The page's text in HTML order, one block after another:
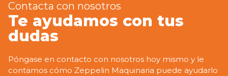
Contacta con nosotros
Te ayudamos con tus
dudas
Póngase en contacto con nosotros hoy mismo y le
contamos cómo Zeppelin Maquinaria puede ayudarlo